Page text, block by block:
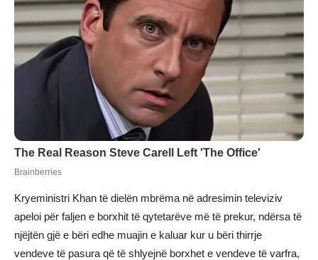
Kryeministri Khan të dielën mbrëma në adresimin televiziv
apeloi për faljen e borxhit të qytetarëve më të prekur, ndërsa të
njëjtën gjë e bëri edhe muajin e kaluar kur u bëri thirrje
vendeve të pasura që të shlyejnë borxhet e vendeve të varfra,